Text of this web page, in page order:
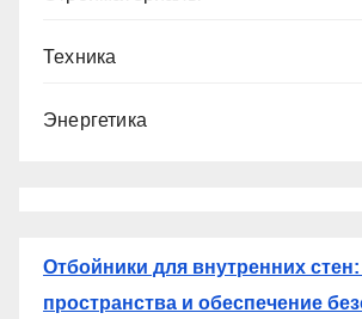
Техника
Энергетика
Отбойники для внутренних
пространства и обеспечение